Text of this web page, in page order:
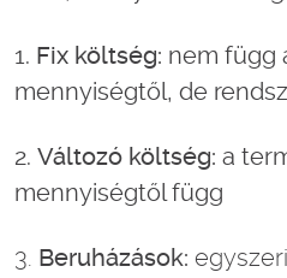
1. Fix költség: nem függ
mennyiségtől, de
2. Változó költség: a
mennyiségtől függ
3. Beruházások: